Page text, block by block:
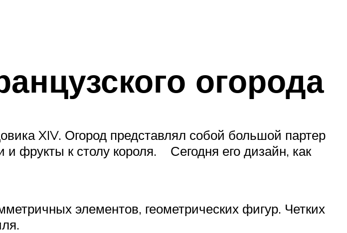
огорода
XIV. Огород представлял собой большой партер
фрукты к столу короля. Сегодня его дизайн, как
элементов, геометрических фигур. Четких